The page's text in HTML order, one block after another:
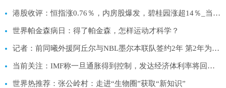
港股收评：恒指涨0.76％，内房股爆发，碧桂园涨超14％_当前独家
世界帕金森病日：得了帕金森，怎样运动才科学？
记者：前同曦外援阿丘尔与NBL墨尔本联队签约2年 第2年为球员选项
当前关注：IMF称一旦通胀得到控制，发达经济体利率将回归疫情前低位！
世界热推荐：张公岭村：走进“生物圈”获取“新知识”